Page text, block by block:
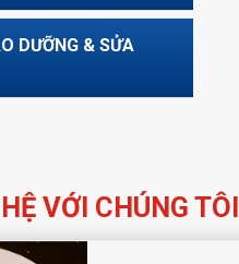
DƯỠNG & SỬA
VỚI CHÚNG TÔI